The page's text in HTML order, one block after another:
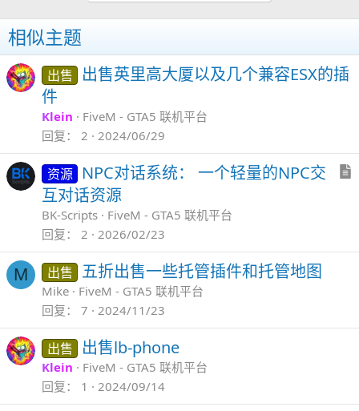
相似主题
出售
出售英里高大厦以及几个兼容ESX的插
件
Klein
FiveM - GTA5 联机平台
回复
2 2024/06/29
资源
NPC对话系统： 一个轻量的NPC交
互对话资源
BK-Scripts
FiveM - GTA5 联机平台
回复
2 2026/02/23
M 出售 五折出售一些托管插件和托管地图
Mike
FiveM - GTA5 联机平台
回复
7 2024/11/23
出售 出售lb-phone
Klein
FiveM - GTA5 联机平台
回复
1 2024/09/14